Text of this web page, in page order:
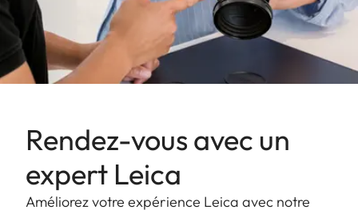
Rendez-vous avec un
expert Leica
Améliorez votre expérience Leica avec notre